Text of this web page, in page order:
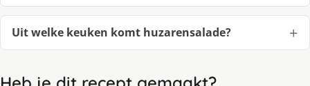
Uit welke keuken komt huzarensalade?